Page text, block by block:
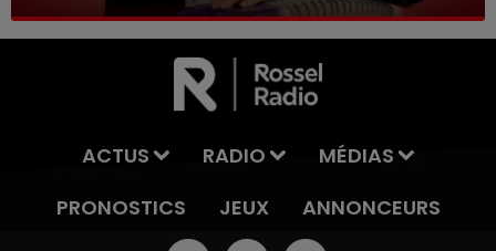
ACTUS RADIO
MÉDIAS
PRONOSTICS
JEUX ANNONCEURS